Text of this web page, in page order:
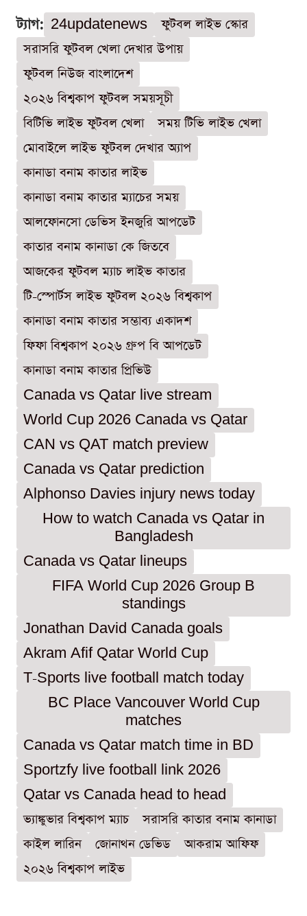
ট্যাগ: 24updatenews
ফুটবল লাইভ স্কোর
সরাসরি ফুটবল খেলা দেখার উপায়
ফুটবল নিউজ বাংলাদেশ
২০২৬ বিশ্বকাপ ফুটবল সময়সূচী
বিটিভি লাইভ ফুটবল খেলা
সময় টিভি লাইভ খেলা
মোবাইলে লাইভ ফুটবল দেখার অ্যাপ
কানাডা বনাম কাতার লাইভ
কানাডা বনাম কাতার ম্যাচের সময়
আলফোনসো ডেভিস ইনজুরি আপডেট
কাতার বনাম কানাডা কে জিতবে
আজকের ফুটবল ম্যাচ লাইভ কাতার
টি-স্পোর্টস লাইভ ফুটবল ২০২৬ বিশ্বকাপ
কানাডা বনাম কাতার সম্ভাব্য একাদশ
ফিফা বিশ্বকাপ ২০২৬ গ্রুপ বি আপডেট
কানাডা বনাম কাতার প্রিভিউ
Canada vs Qatar live stream
World Cup 2026 Canada vs Qatar
CAN vs QAT match preview
Canada vs Qatar prediction
Alphonso Davies injury news today
How to watch Canada vs Qatar in
Bangladesh
Canada vs Qatar lineups
FIFA World Cup 2026 Group B
standings
Jonathan David Canada goals
Akram Afif Qatar World Cup
T-Sports live football match today
BC Place Vancouver World Cup
matches
Canada vs Qatar match time in BD
Sportzfy live football link 2026
Qatar vs Canada head to head
ভ্যাঙ্কুভার বিশ্বকাপ ম্যাচ
সরাসরি কাতার বনাম কানাডা
কাইল লারিন
জোনাথন ডেভিড
আকরাম আফিফ
২০২৬ বিশ্বকাপ লাইভ